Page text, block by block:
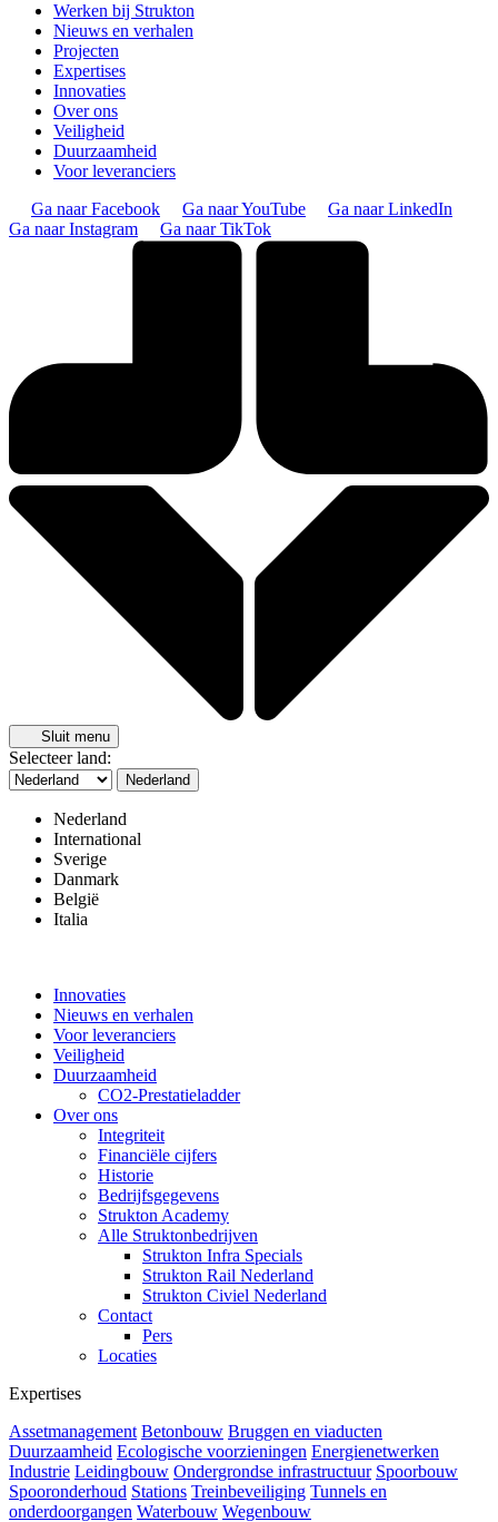
Werken bij Strukton
Nieuws en verhalen
Projecten
Expertises
Innovaties
Over ons
Veiligheid
Duurzaamheid
Voor leveranciers
Ga naar Facebook
Ga naar YouTube
Ga naar LinkedIn
Ga naar Instagram
Ga naar TikTok
Sluit menu
Selecteer land:
Nederland
Nederland
International
Sverige
Danmark
België
Italia
Innovaties
Nieuws en verhalen
Voor leveranciers
Veiligheid
Duurzaamheid
CO2-Prestatieladder
Over ons
Integriteit
Financiële cijfers
Historie
Bedrijfsgegevens
Strukton Academy
Alle Struktonbedrijven
Strukton Infra Specials
Strukton Rail Nederland
Strukton Civiel Nederland
Contact
Pers
Locaties
Expertises
Assetmanagement Betonbouw Bruggen en viaducten
Duurzaamheid Ecologische voorzieningen Energienetwerken
Industrie Leidingbouw Ondergrondse infrastructuur Spoorbouw
Spooronderhoud Stations Treinbeveiliging Tunnels en
onderdoorgangen Waterbouw Wegenbouw